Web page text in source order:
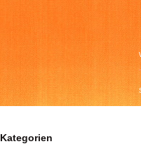
Kategorien